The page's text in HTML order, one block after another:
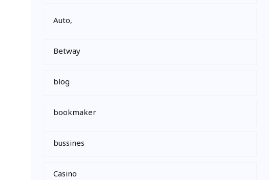
Auto,
Betway
blog
bookmaker
bussines
Casino